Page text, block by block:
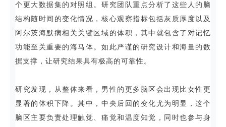
个更大数据集的对照组。研究团队重点分析了这些人的脑
结构随时间的变化情况，核心观察指标包括灰质厚度以及
阿尔茨海默病相关关键区域的体积，其中就包含了对记忆
功能至关重要的海马体。如此严谨的研究设计和海量的数
据支撑，让研究结果具有极高的可靠性。
研究发现，从整体来看，男性的更多脑区会出现比女性更
显著的体积下降。其中，中央后回的变化尤为明显，这个
脑区主要负责处理触觉、痛觉和温度知觉，同时也参与身